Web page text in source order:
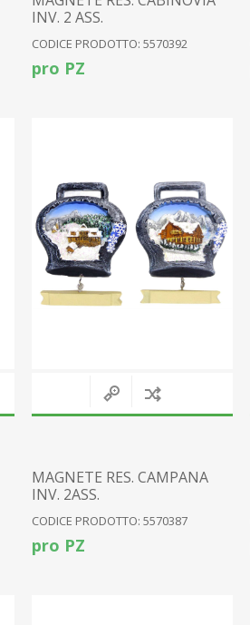
INV. 2 ASS.
CODICE PRODOTTO: 5570392
pro PZ
MAGNETE RES. CAMPANA
INV. 2ASS.
CODICE PRODOTTO: 5570387
pro PZ